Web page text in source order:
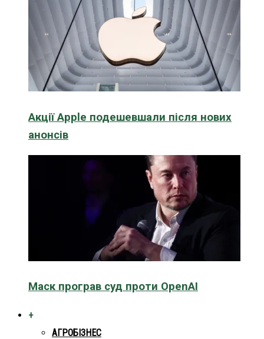
Акції Apple подешевшали після нових
анонсів
Маск програв суд проти OpenAI
+
АГРОБІЗНЕС